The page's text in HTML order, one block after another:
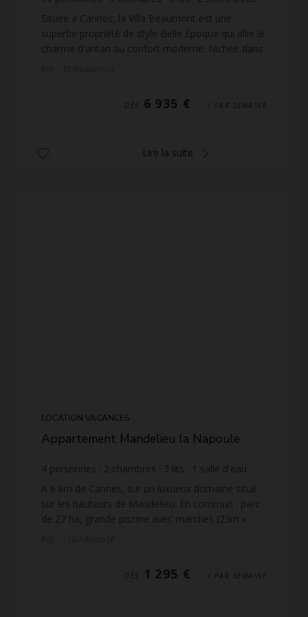
2
salles de bain wi-fi
Située à Cannes, la Villa Beaumont est une
superbe propriété de style Belle Époque qui allie le
charme d'antan au confort moderne. Nichée dans
DÈS 6 935 € / PAR SEMAINE
Lire la suite
LOCATION VACANCES
Appartement Mandelieu la Napoule
4 personnes 2 chambres 3 lits 1 salle d'eau
1 salle de bain
A 6 km de Cannes, sur un luxueux domaine situé
sur les hauteurs de Mandelieu. En commun : parc
de 27 ha, grande piscine avec marches (23m x
DÈS 1 295 € / PAR SEMAINE